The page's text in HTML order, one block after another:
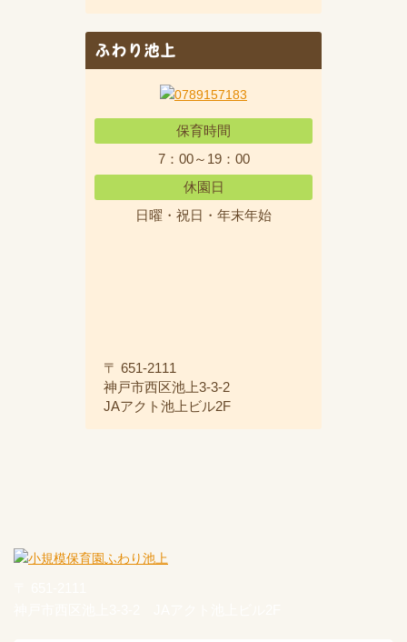
ふわり池上
保育時間
7：00～19：00
休園日
日曜・祝日・年末年始
〒 651-2111
神戸市西区池上3-3-2
JAアクト池上ビル2F